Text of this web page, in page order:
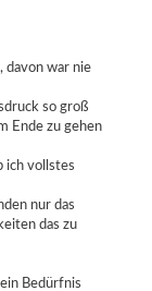
davon war nie
so groß
Ende zu gehen
ich vollstes
nur das
das zu
Bedürfnis